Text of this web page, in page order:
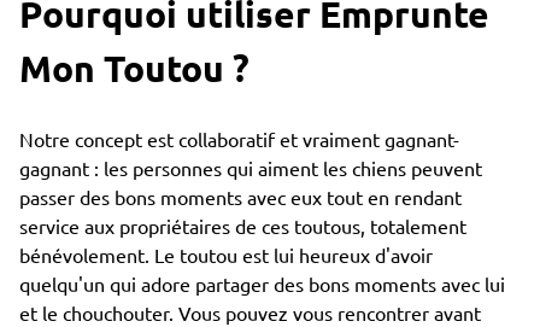
Pourquoi utiliser Emprunte
Mon Toutou ?
Notre concept est collaboratif et vraiment gagnant-
gagnant : les personnes qui aiment les chiens peuvent
passer des bons moments avec eux tout en rendant
service aux propriétaires de ces toutous, totalement
bénévolement. Le toutou est lui heureux d'avoir
quelqu'un qui adore partager des bons moments avec lui
et le chouchouter. Vous pouvez vous rencontrer avant